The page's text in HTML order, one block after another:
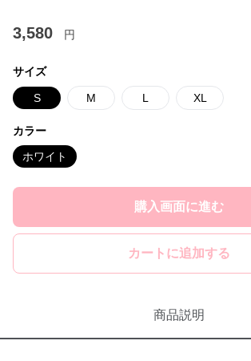
3,580 円
サイズ
S M L XL
カラー
ホワイト
購入画面に進む
カートに追加する
商品説明